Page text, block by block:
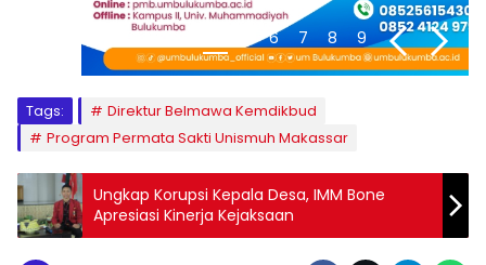
2 3 6 7 8 9
Tags:
Direktur Belmawa Kemdikbud
Program Permata Sakti Unismuh Makassar
Ungkap Korupsi Kepala Desa, IMM Bone
Apresiasi Kinerja Kejaksaan